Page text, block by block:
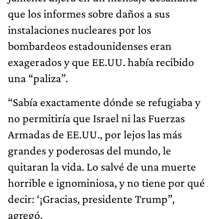
que los informes sobre daños a sus
instalaciones nucleares por los
bombardeos estadounidenses eran
exagerados y que EE.UU. había recibido
una “paliza”.
“Sabía exactamente dónde se refugiaba y
no permitiría que Israel ni las Fuerzas
Armadas de EE.UU., por lejos las más
grandes y poderosas del mundo, le
quitaran la vida. Lo salvé de una muerte
horrible e ignominiosa, y no tiene por qué
decir: ‘¡Gracias, presidente Trump”,
agregó.